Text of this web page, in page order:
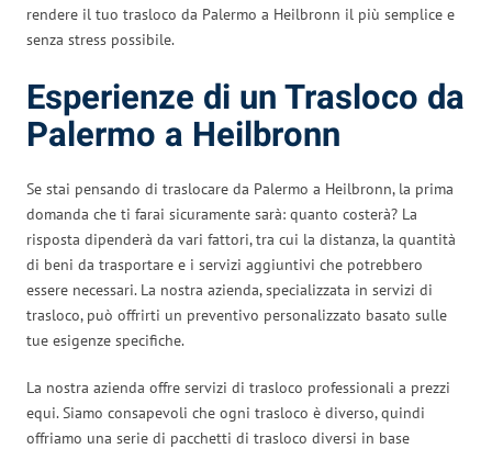
rendere il tuo trasloco da Palermo a Heilbronn il più semplice e
senza stress possibile.
Esperienze di un Trasloco da
Palermo a Heilbronn
Se stai pensando di traslocare da Palermo a Heilbronn, la prima
domanda che ti farai sicuramente sarà: quanto costerà? La
risposta dipenderà da vari fattori, tra cui la distanza, la quantità
di beni da trasportare e i servizi aggiuntivi che potrebbero
essere necessari. La nostra azienda, specializzata in servizi di
trasloco, può offrirti un preventivo personalizzato basato sulle
tue esigenze specifiche.
La nostra azienda offre servizi di trasloco professionali a prezzi
equi. Siamo consapevoli che ogni trasloco è diverso, quindi
offriamo una serie di pacchetti di trasloco diversi in base